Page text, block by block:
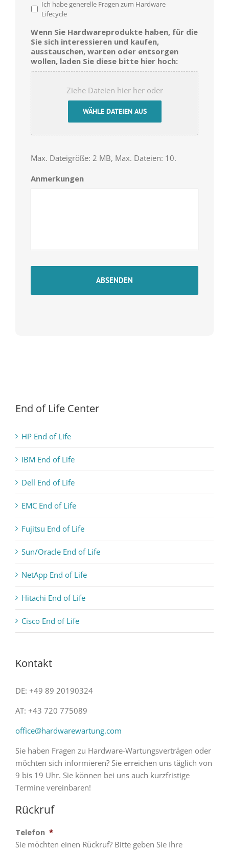
Ich habe generelle Fragen zum Hardware
Lifecycle
Wenn Sie Hardwareprodukte haben, für die
Sie sich interessieren und kaufen,
ausstauschen, warten oder entsorgen
wollen, laden Sie diese bitte hier hoch:
Ziehe Dateien hier her oder
WÄHLE DATEIEN AUS
Max. Dateigröße: 2 MB, Max. Dateien: 10.
Anmerkungen
End of Life Center
HP End of Life
IBM End of Life
Dell End of Life
EMC End of Life
Fujitsu End of Life
Sun/Oracle End of Life
NetApp End of Life
Hitachi End of Life
Cisco End of Life
Kontakt
DE: +49 89 20190324
AT: +43 720 775089
office@hardwarewartung.com
Sie haben Fragen zu Hardware-Wartungsverträgen oder
möchten sich informieren? Sie erreichen uns täglich von
9 bis 19 Uhr. Sie können bei uns auch kurzfristige
Termine vereinbaren!
Rückruf
Telefon *
Sie möchten einen Rückruf? Bitte geben Sie Ihre